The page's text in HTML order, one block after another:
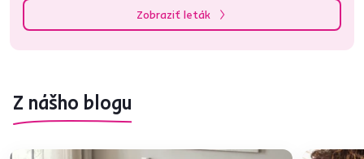
Zobraziť leták
Z nášho blogu